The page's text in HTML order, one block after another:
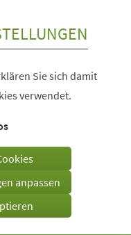
Sie sich damit
verwendet.
anpassen